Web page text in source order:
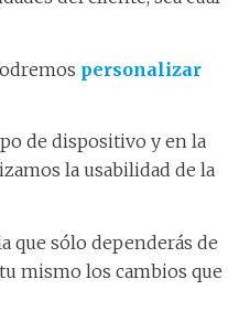
personalizar
de dispositivo y en la
la usabilidad de la
que sólo dependerás de
mismo los cambios que